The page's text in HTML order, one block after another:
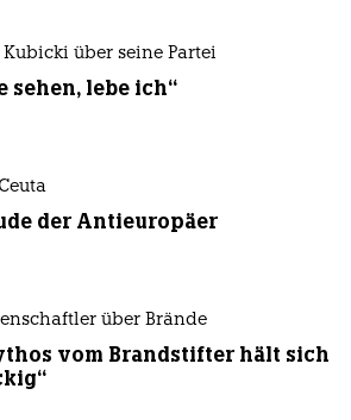
Kubicki über seine Partei
sehen, lebe ich“
der Antieuropäer
über Brände
vom Brandstifter hält sich